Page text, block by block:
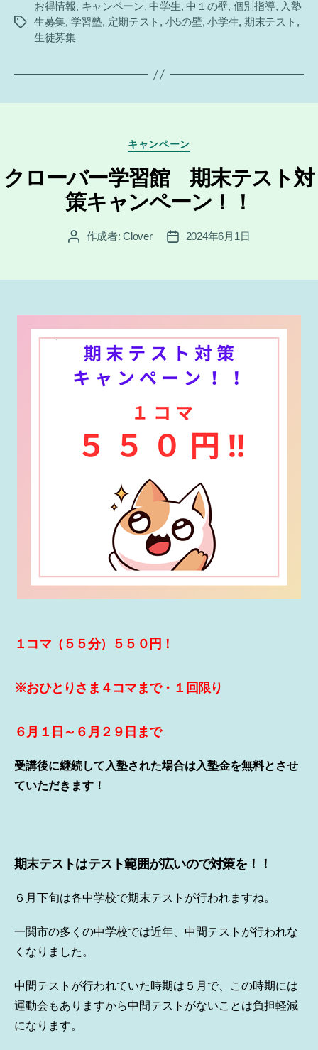
タ
お得情報, キャンペーン,中学生,中１の壁, 個別指導, 入塾
生募集, 学習塾, 定期テスト , 小5の壁,小学生, 期末テスト ,
生徒募集
カ
テ
ゴ
リ
ー
キャンペーン
クローバー学習館 期末テスト対
策キャンペーン！！
投 作成者:Clover
投
2024年6月1日
１コマ（５５分）５５０円！
※おひとりさま４コマまで・１回限り
６月１日～６月２９日まで
受講後に継続して入塾された場合は入塾金を無料とさせ
ていただきます！
期末テストはテスト範囲が広いので対策を！！
６月下旬は各中学校で期末テストが行われますね。
一関市の多くの中学校では近年、中間テストが行われな
くなりました。
中間テストが行われていた時期は５月で、この時期には
運動会もありますから中間テストがないことは負担軽減
になります。